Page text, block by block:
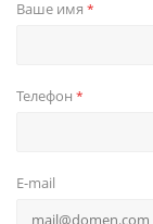
Ваше имя *
Телефон *
E-mail